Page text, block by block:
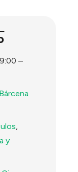
–
Bárcena
,
y